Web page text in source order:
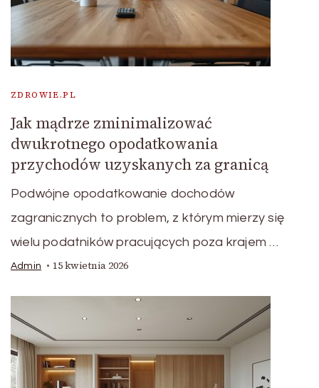
ZDROWIE.PL
Jak mądrze zminimalizować
dwukrotnego opodatkowania
przychodów uzyskanych za granicą
Podwójne opodatkowanie dochodów
zagranicznych to problem, z którym mierzy się
wielu podatników pracujących poza krajem …
Admin 15 kwietnia 2026